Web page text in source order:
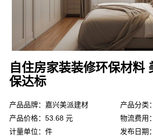
自住房家装装修环保材料
保达标
产品品牌：嘉兴美派建材
产品分类
产品价格：53.68 元
物流费用
计量单位：件